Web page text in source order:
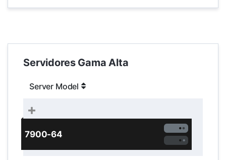
Servidores Gama Alta
Server Model
7900-64